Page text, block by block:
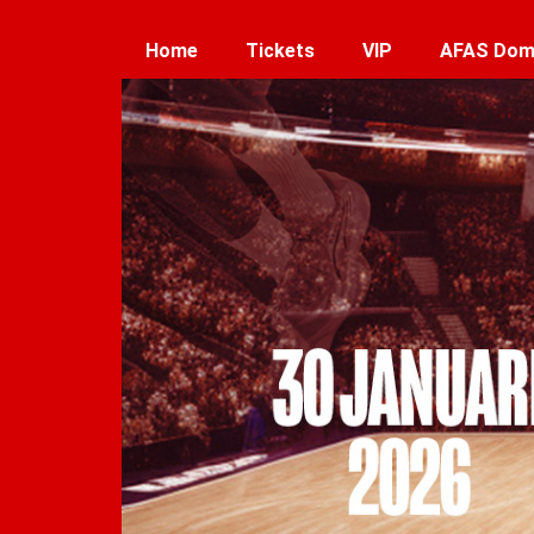
Home Tickets VIP AFAS